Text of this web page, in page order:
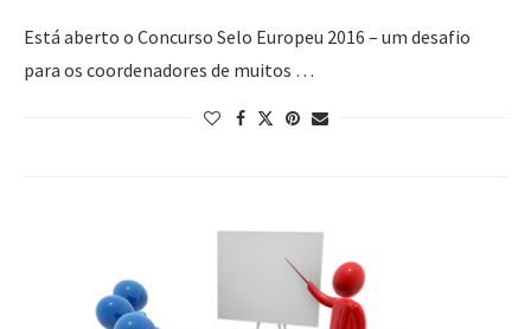
Está aberto o Concurso Selo Europeu 2016 – um desafio
para os coordenadores de muitos …